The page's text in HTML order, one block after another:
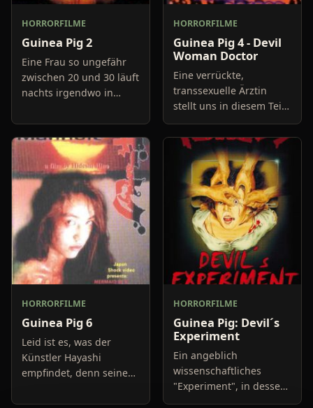
HORRORFILME
Guinea Pig 2
Eine Frau so ungefähr
zwischen 20 und 30 läuft
nachts irgendwo in
herum. Als sie merkt das
sie von einem Mann
verfolgt wird versucht
HORRORFILME
Guinea Pig 4 - Devil
Woman Doctor
Eine verrückte,
transsexuelle Ärztin
stellt uns in diesem Teil
der "Guinea Pig" Reihe
die skurrilsten
Krankheiten der Welt
vor. Von einer Familie,
HORRORFILME
Guinea Pig 6
Leid ist es, was der
Künstler Hayashi
empfindet, denn seine
verstorben. Um sein Leid
HORRORFILME
Guinea Pig: Devil´s
Experiment
Ein angeblich
wissenschaftliches
"Experiment", in dessen
Verlauf drei Männer eine